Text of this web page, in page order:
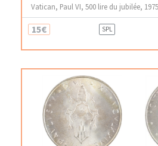
Vatican, Paul VI, 500 lire du jubilée,
15€ SPL